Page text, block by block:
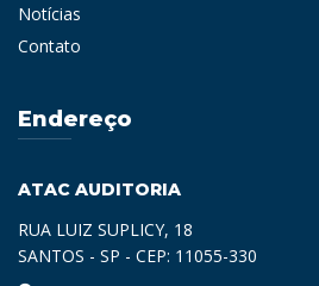
Notícias
Contato
Endereço
ATAC AUDITORIA
RUA LUIZ SUPLICY, 18
SANTOS - SP - CEP: 11055-330